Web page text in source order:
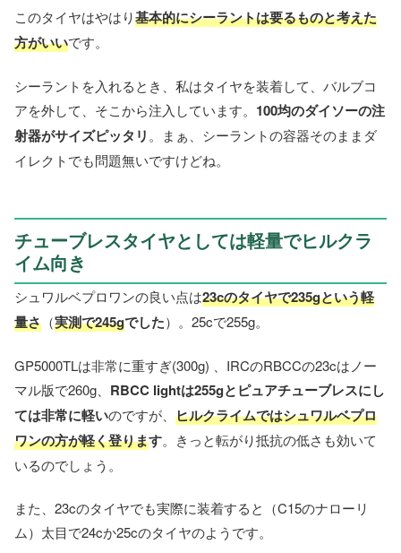
このタイヤはやはり基本的にシーラントは要るものと考えた
方がいいです。
シーラントを入れるとき、私はタイヤを装着して、バルブコ
アを外して、そこから注入しています。 100均のダイソーの注
射器がサイズピッタリ 。まぁ、シーラントの容器そのままダ
イレクトでも問題無いですけどね。
チューブレスタイヤとしては軽量でヒルクラ
イム向き
シュワルベプロワンの良い点は23cのタイヤで235gという軽
量さ （実測で245gでした）。25cで255g。
GP5000TLは非常に重すぎ(300g) 、IRCのRBCCの23cはノー
マル版で260g、 RBCC lightは255gとピュアチューブレスにし
ては非常に軽いのですが、 ヒルクライムではシュワルベプロ
ワンの方が軽く登ります。きっと転がり抵抗の低さも効いて
いるのでしょう。
また、23cのタイヤでも実際に装着すると（C15のナローリ
ム）太目で24cか25cのタイヤのようです。